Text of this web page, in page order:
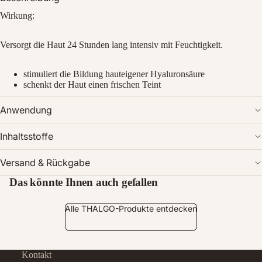
Bild
öffnen
Wirkung:
Versorgt die Haut 24 Stunden lang intensiv mit Feuchtigkeit.
stimuliert die Bildung hauteigener Hyaluronsäure
schenkt der Haut einen frischen Teint
Anwendung
Inhaltsstoffe
Versand & Rückgabe
Das könnte Ihnen auch gefallen
Alle THALGO-Produkte entdecken
Kontakt